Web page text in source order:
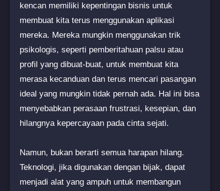
kencan memiliki kepentingan bisnis untuk
membuat kita terus menggunakan aplikasi
mereka. Mereka mungkin menggunakan trik
psikologis, seperti pemberitahuan palsu atau
profil yang dibuat-buat, untuk membuat kita
merasa kecanduan dan terus mencari pasangan
ideal yang mungkin tidak pernah ada. Hal ini bisa
menyebabkan perasaan frustrasi, kesepian, dan
hilangnya kepercayaan pada cinta sejati.
Namun, bukan berarti semua harapan hilang.
Teknologi, jika digunakan dengan bijak, dapat
menjadi alat yang ampuh untuk membangun